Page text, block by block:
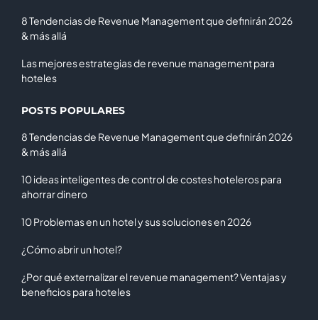
8 Tendencias de Revenue Management que definirán 2026
& más allá
Las mejores estrategias de revenue management para
hoteles
POSTS POPULARES
8 Tendencias de Revenue Management que definirán 2026
& más allá
10 ideas inteligentes de control de costes hoteleros para
ahorrar dinero
10 Problemas en un hotel y sus soluciones en 2026
¿Cómo abrir un hotel?
¿Por qué externalizar el revenue management? Ventajas y
beneficios para hoteles